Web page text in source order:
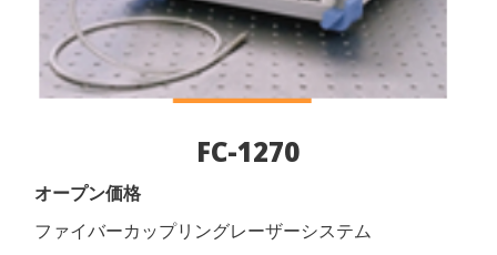
FC-1270
オープン価格
ファイバーカップリングレーザーシステム